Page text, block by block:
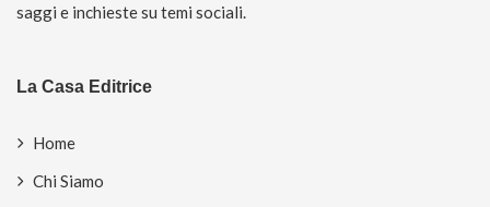
saggi e inchieste su temi sociali.
La Casa Editrice
Home
Chi Siamo